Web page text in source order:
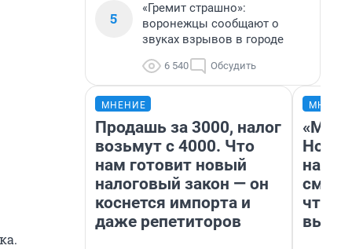
5
«Гремит страшно»:
воронежцы сообщают о
звуках взрывов в городе
6 540 Обсудить
МНЕНИЕ
Продашь за 3000, налог
возьмут с 4000. Что
нам готовит новый
налоговый закон — он
коснется импорта и
даже репетиторов
«Мы